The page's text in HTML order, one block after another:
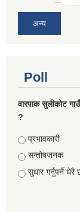
अन्य
Poll
वारपाक सुलीकोट
?
Choices
प्रभावकारी
सन्तोषजनक
सुधार गर्नुपर्ने धेरै